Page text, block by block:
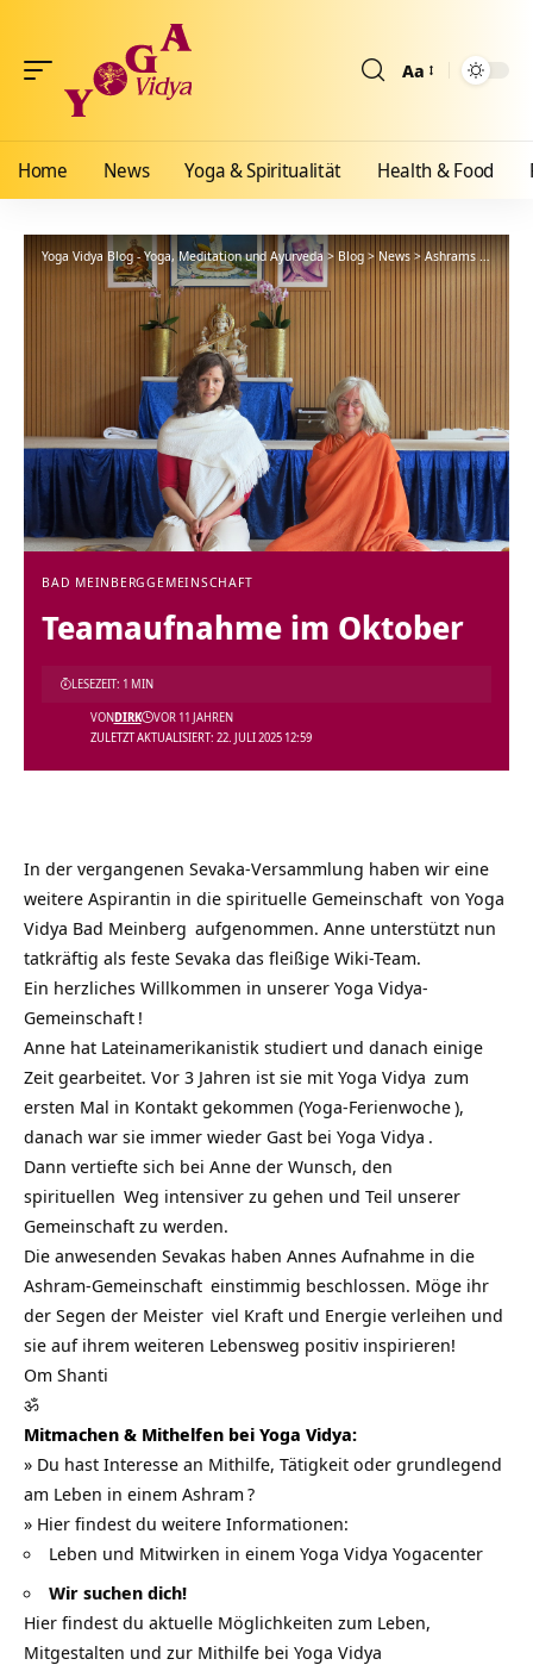
Aa
Home News Yoga & Spiritualität Health & Food
Yoga Vidya Blog - Yoga, Meditation und Ayurveda> Blog >News > Ashrams> Bad
BAD MEINBERGGEMEINSCHAFT
Teamaufnahme im Oktober
ZULETZT AKTUALISIERT: 22. JULI 2025 12:59
VONDIRK VOR 11 JAHREN
LESEZEIT: 1 MIN
In der vergangenen Sevaka-Versammlung haben wir eine
weitere Aspirantin in die spirituelle Gemeinschaft von Yoga
Vidya Bad Meinberg aufgenommen. Anne unterstützt nun
tatkräftig als feste Sevaka das fleißige Wiki-Team.
Ein herzliches Willkommen in unserer Yoga Vidya-
Gemeinschaft !
Anne hat Lateinamerikanistik studiert und danach einige
Zeit gearbeitet. Vor 3 Jahren ist sie mit Yoga Vidya zum
ersten Mal in Kontakt gekommen (Yoga-Ferienwoche),
danach war sie immer wieder Gast bei Yoga Vidya .
Dann vertiefte sich bei Anne der Wunsch, den
spirituellen Weg intensiver zu gehen und Teil unserer
Gemeinschaft zu werden.
Die anwesenden Sevakas haben Annes Aufnahme in die
Ashram-Gemeinschaft einstimmig beschlossen. Möge ihr
der Segen der Meister viel Kraft und Energie verleihen und
sie auf ihrem weiteren Lebensweg positiv inspirieren!
Om Shanti
ॐ
Mitmachen & Mithelfen bei Yoga Vidya:
» Du hast Interesse an Mithilfe, Tätigkeit oder grundlegend
am Leben in einem Ashram ?
» Hier findest du weitere Informationen:
Leben und Mitwirken in einem Yoga Vidya Yogacenter
Wir suchen dich!
Hier findest du aktuelle Möglichkeiten zum Leben,
Mitgestalten und zur Mithilfe bei Yoga Vidya